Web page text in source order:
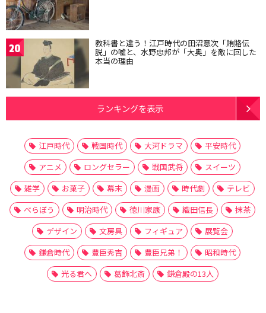
20 教科書と違う！江戸時代の田沼意次「賄賂伝
説」の嘘と、水野忠邦が「大奥」を敵に回した
本当の理由
ランキングを表示
江戸時代 戦国時代 大河ドラマ
平安時代
アニメ
ロングセラー 戦国武将
スイーツ
雑学
お菓子 幕末 漫画 時代劇
テレビ
べらぼう
明治時代 徳川家康 織田信長
抹茶
デザイン
文房具 フィギュア
展覧会
鎌倉時代
豊臣秀吉 豊臣兄弟！
昭和時代
光る君へ
葛飾北斎 鎌倉殿の13人